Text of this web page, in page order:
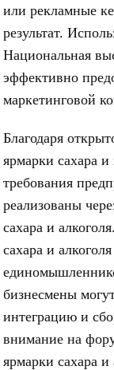
или рекламные
результат.
Национальная
эффективно
маркетинговой
Благодаря
ярмарки сахара
требования
реализованы
сахара и
сахара и
бизнесмены
интеграцию и
внимание на
ярмарки сахара и